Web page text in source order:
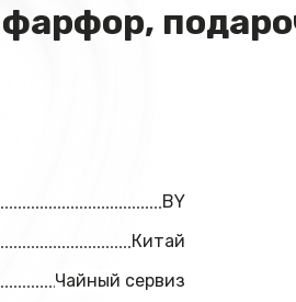
BY
Китай
Чайный сервиз